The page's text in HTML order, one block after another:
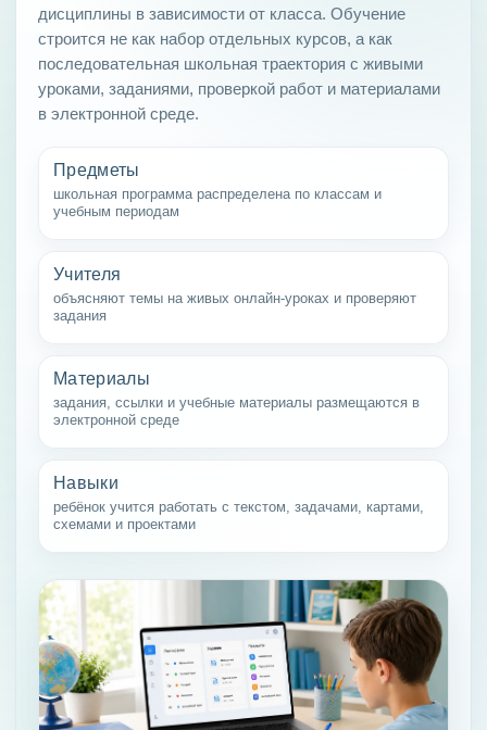
дисциплины в зависимости от класса. Обучение
строится не как набор отдельных курсов, а как
последовательная школьная траектория с живыми
уроками, заданиями, проверкой работ и материалами
в электронной среде.
Предметы
школьная программа распределена по классам и
учебным периодам
Учителя
объясняют темы на живых онлайн-уроках и проверяют
задания
Материалы
задания, ссылки и учебные материалы размещаются в
электронной среде
Навыки
ребёнок учится работать с текстом, задачами, картами,
схемами и проектами